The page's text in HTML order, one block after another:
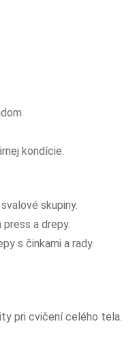
kondície.
skupiny.
a drepy.
s činkami a rady.
pri cvičení celého tela.